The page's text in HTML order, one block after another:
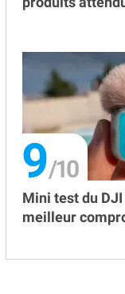
9
Mini test du
meilleur